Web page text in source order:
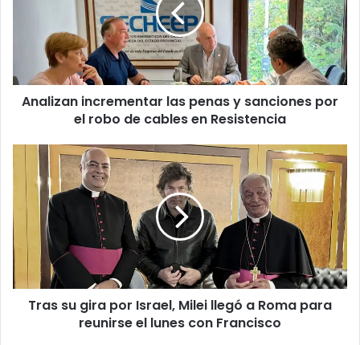
Analizan incrementar las penas y sanciones por
el robo de cables en Resistencia
Tras su gira por Israel, Milei llegó a Roma para
reunirse el lunes con Francisco